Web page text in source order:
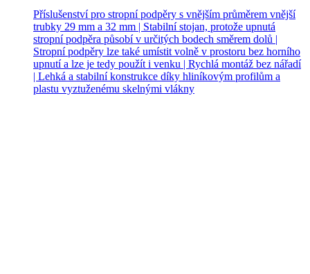
Příslušenství pro stropní podpěry s vnějším průměrem vnější
trubky 29 mm a 32 mm | Stabilní stojan, protože upnutá
stropní podpěra působí v určitých bodech směrem dolů |
Stropní podpěry lze také umístit volně v prostoru bez horního
upnutí a lze je tedy použít i venku | Rychlá montáž bez nářadí
| Lehká a stabilní konstrukce díky hliníkovým profilům a
plastu vyztuženému skelnými vlákny